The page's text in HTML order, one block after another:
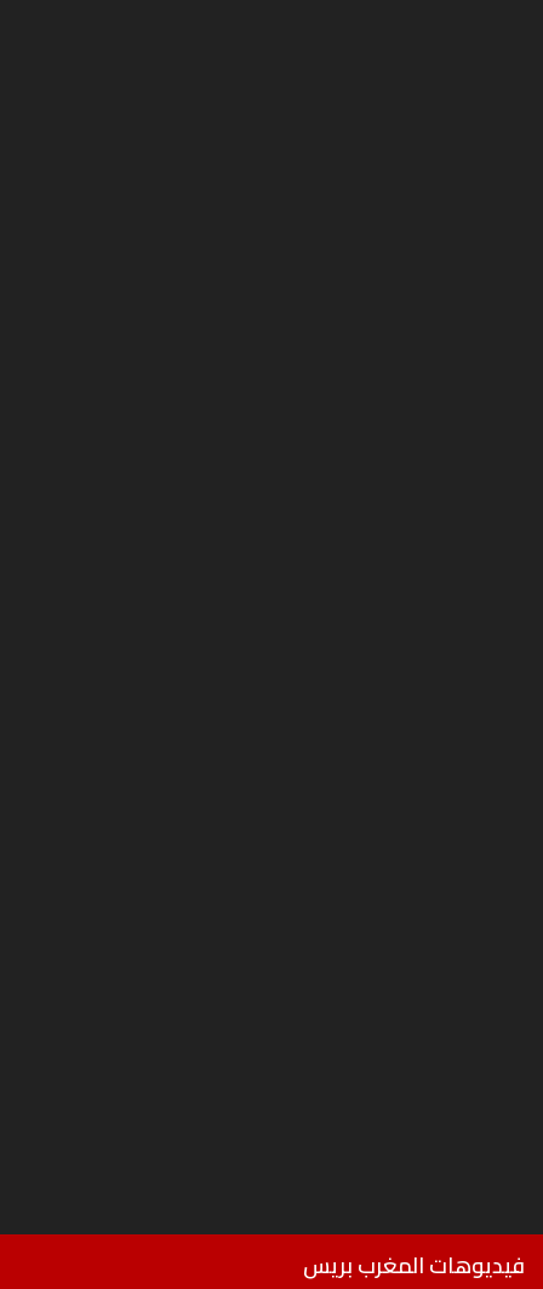
فيديوهات المغرب بريس